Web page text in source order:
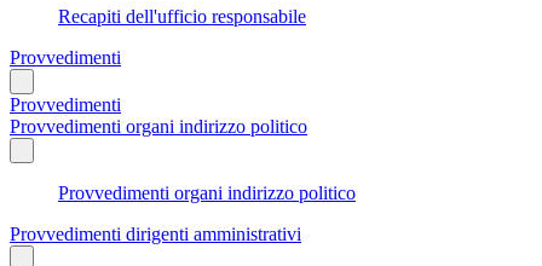
Recapiti dell'ufficio responsabile
Provvedimenti
Provvedimenti
Provvedimenti organi indirizzo politico
Provvedimenti organi indirizzo politico
Provvedimenti dirigenti amministrativi